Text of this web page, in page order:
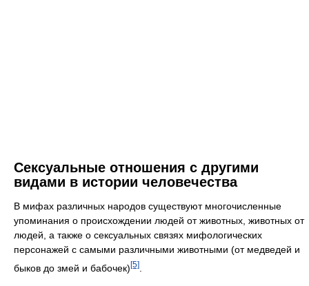
Сексуальные отношения с другими
видами в истории человечества
В мифах различных народов существуют многочисленные
упоминания о происхождении людей от животных, животных от
людей, а также о сексуальных связях мифологических
персонажей с самыми различными животными (от медведей и
быков до змей и бабочек)[5]